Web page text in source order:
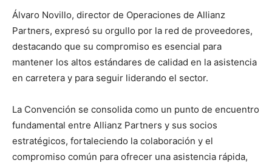
Álvaro Novillo, director de Operaciones de Allianz
Partners, expresó su orgullo por la red de proveedores,
destacando que su compromiso es esencial para
mantener los altos estándares de calidad en la asistencia
en carretera y para seguir liderando el sector.
La Convención se consolida como un punto de encuentro
fundamental entre Allianz Partners y sus socios
estratégicos, fortaleciendo la colaboración y el
compromiso común para ofrecer una asistencia rápida,